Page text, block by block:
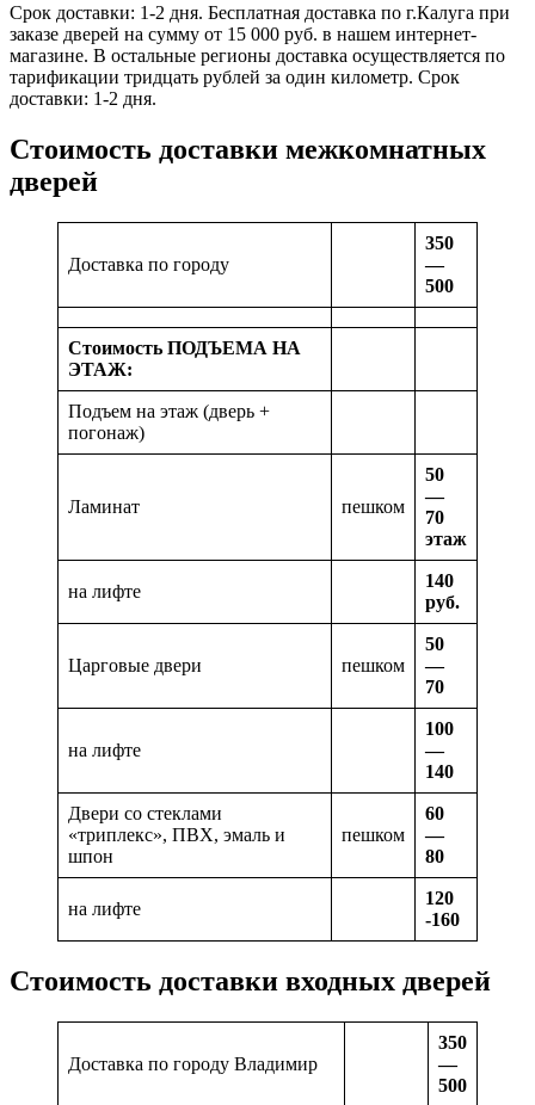
Срок доставки: 1-2 дня. Бесплатная доставка по г.Калуга при
заказе дверей на сумму от 15 000 руб. в нашем интернет-
магазине. В остальные регионы доставка осуществляется по
тарификации тридцать рублей за один километр. Срок
доставки: 1-2 дня.
Стоимость доставки межкомнатных
дверей
Доставка по городу
350
—
500
Стоимость ПОДЪЕМА НА
ЭТАЖ:
Подъем на этаж (дверь +
погонаж)
Ламинат пешком
50
—
70
этаж
на лифте
140
руб.
Царговые двери пешком
50
—
70
на лифте
100
—
140
Двери со стеклами
«триплекс», ПВХ, эмаль и
шпон
пешком
60
—
80
на лифте
120
-160
Стоимость доставки входных дверей
Доставка по городу Владимир
350
—
500